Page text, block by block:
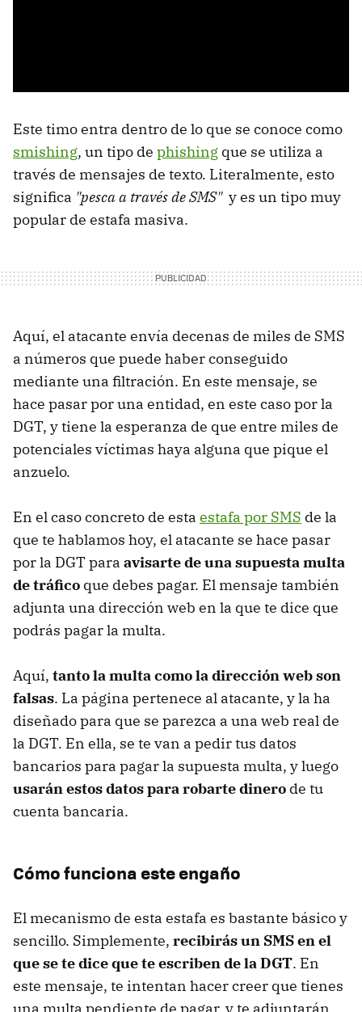
Este timo entra dentro de lo que se conoce como
smishing, un tipo de phishing que se utiliza a
través de mensajes de texto. Literalmente, esto
significa "pesca a través de SMS"y es un tipo muy
popular de estafa masiva.
Aquí, el atacante envía decenas de miles de SMS
a números que puede haber conseguido
mediante una filtración. En este mensaje, se
hace pasar por una entidad, en este caso por la
DGT, y tiene la esperanza de que entre miles de
potenciales víctimas haya alguna que pique el
anzuelo.
En el caso concreto de esta estafa por SMS de la
que te hablamos hoy, el atacante se hace pasar
por la DGT para avisarte de una supuesta multa
de tráfico que debes pagar. El mensaje también
adjunta una dirección web en la que te dice que
podrás pagar la multa.
Aquí, tanto la multa como la dirección web son
falsas. La página pertenece al atacante, y la ha
diseñado para que se parezca a una web real de
la DGT. En ella, se te van a pedir tus datos
bancarios para pagar la supuesta multa, y luego
usarán estos datos para robarte dinero de tu
cuenta bancaria.
Cómo funciona este engaño
El mecanismo de esta estafa es bastante básico y
sencillo. Simplemente, recibirás un SMS en el
que se te dice que te escriben de la DGT. En
este mensaje, te intentan hacer creer que tienes